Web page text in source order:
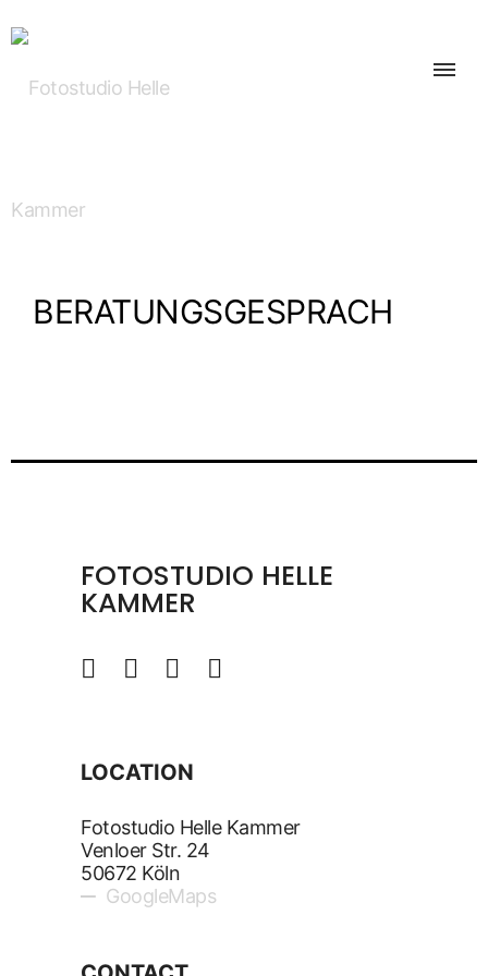
BERA­TUNGS­GE­SPRÄCH
FOTOSTUDIO HELLE
KAMMER
LOCATION
Fotostudio Helle Kammer
Venloer Str. 24
50672 Köln
GoogleMaps